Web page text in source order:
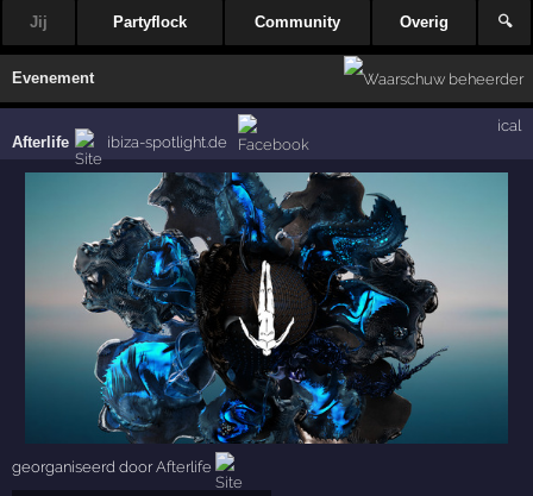
Jij Partyflock Community Overig 🔍
Evenement
Afterlife ibiza-spotlight.de
ical
georganiseerd doorAfterlife